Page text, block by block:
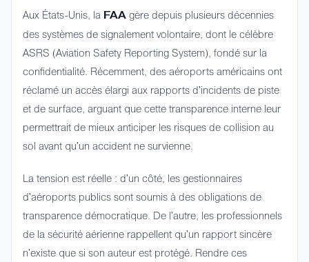
Aux États-Unis, la FAA gère depuis plusieurs décennies
des systèmes de signalement volontaire, dont le célèbre
ASRS (Aviation Safety Reporting System), fondé sur la
confidentialité. Récemment, des aéroports américains ont
réclamé un accès élargi aux rapports d'incidents de piste
et de surface, arguant que cette transparence interne leur
permettrait de mieux anticiper les risques de collision au
sol avant qu'un accident ne survienne.
La tension est réelle : d'un côté, les gestionnaires
d'aéroports publics sont soumis à des obligations de
transparence démocratique. De l'autre, les professionnels
de la sécurité aérienne rappellent qu'un rapport sincère
n'existe que si son auteur est protégé. Rendre ces